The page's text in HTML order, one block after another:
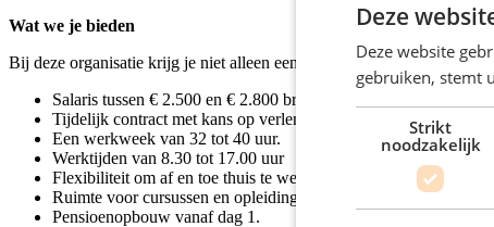
Wat we je bieden
Bij deze organisatie krijg je niet alleen een baan, maar ook de kans
Salaris tussen € 2.500 en € 2.800 bruto per maand op basis van
Tijdelijk contract met kans op verlenging.
Een werkweek van 32 tot 40 uur.
Werktijden van 8.30 tot 17.00 uur
Flexibiliteit om af en toe thuis te werken.
Ruimte voor cursussen en opleidingen naar eigen initiatief.
Pensioenopbouw vanaf dag 1.
Deze
Deze website
gebruiken, stemt
Strikt
noodzakelijk